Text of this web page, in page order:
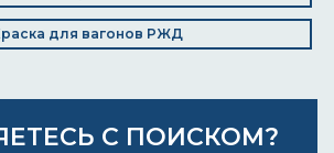
для вагонов РЖД
С ПОИСКОМ?